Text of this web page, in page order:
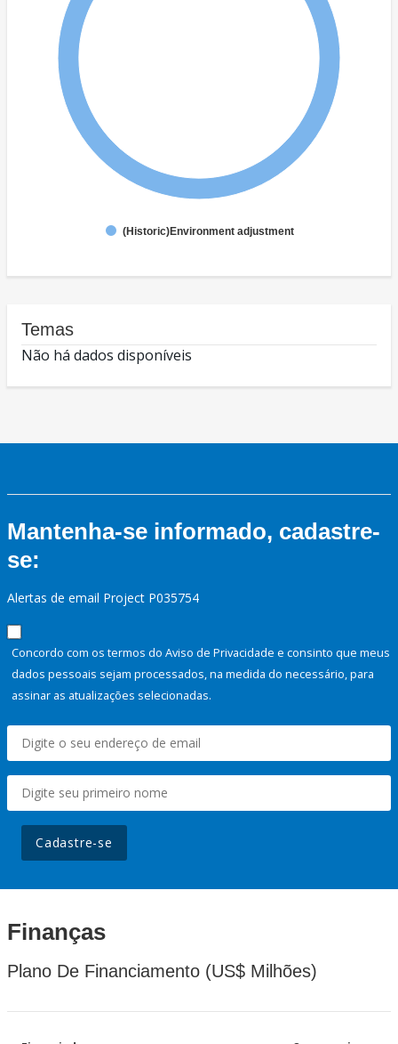
(Historic)Environment adjustment
Temas
Não há dados disponíveis
Mantenha-se informado, cadastre-
se:
Alertas de email Project P035754
Concordo com os termos do Aviso de Privacidade e consinto que meus
dados pessoais sejam processados, na medida do necessário, para
assinar as atualizações selecionadas.
Cadastre-se
Finanças
Plano De Financiamento (US$ Milhões)